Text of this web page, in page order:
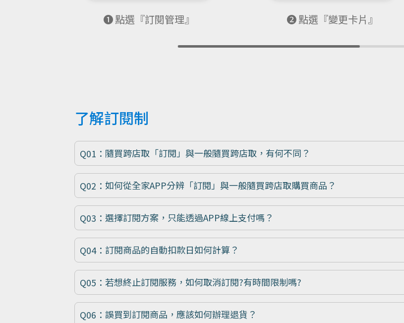
❶ 點選『訂閱管理』 ❷ 點選『變更卡片』
了解訂閱制
隨買跨店取「訂閱」與一般隨買跨店取，有何不同？
如何從全家APP分辨「訂閱」與一般隨買跨店取購買商品？
選擇訂閱方案，只能透過APP線上支付嗎？
訂閱商品的自動扣款日如何計算？
若想終止訂閱服務，如何取消訂閱?有時間限制嗎?
誤買到訂閱商品，應該如何辦理退貨？